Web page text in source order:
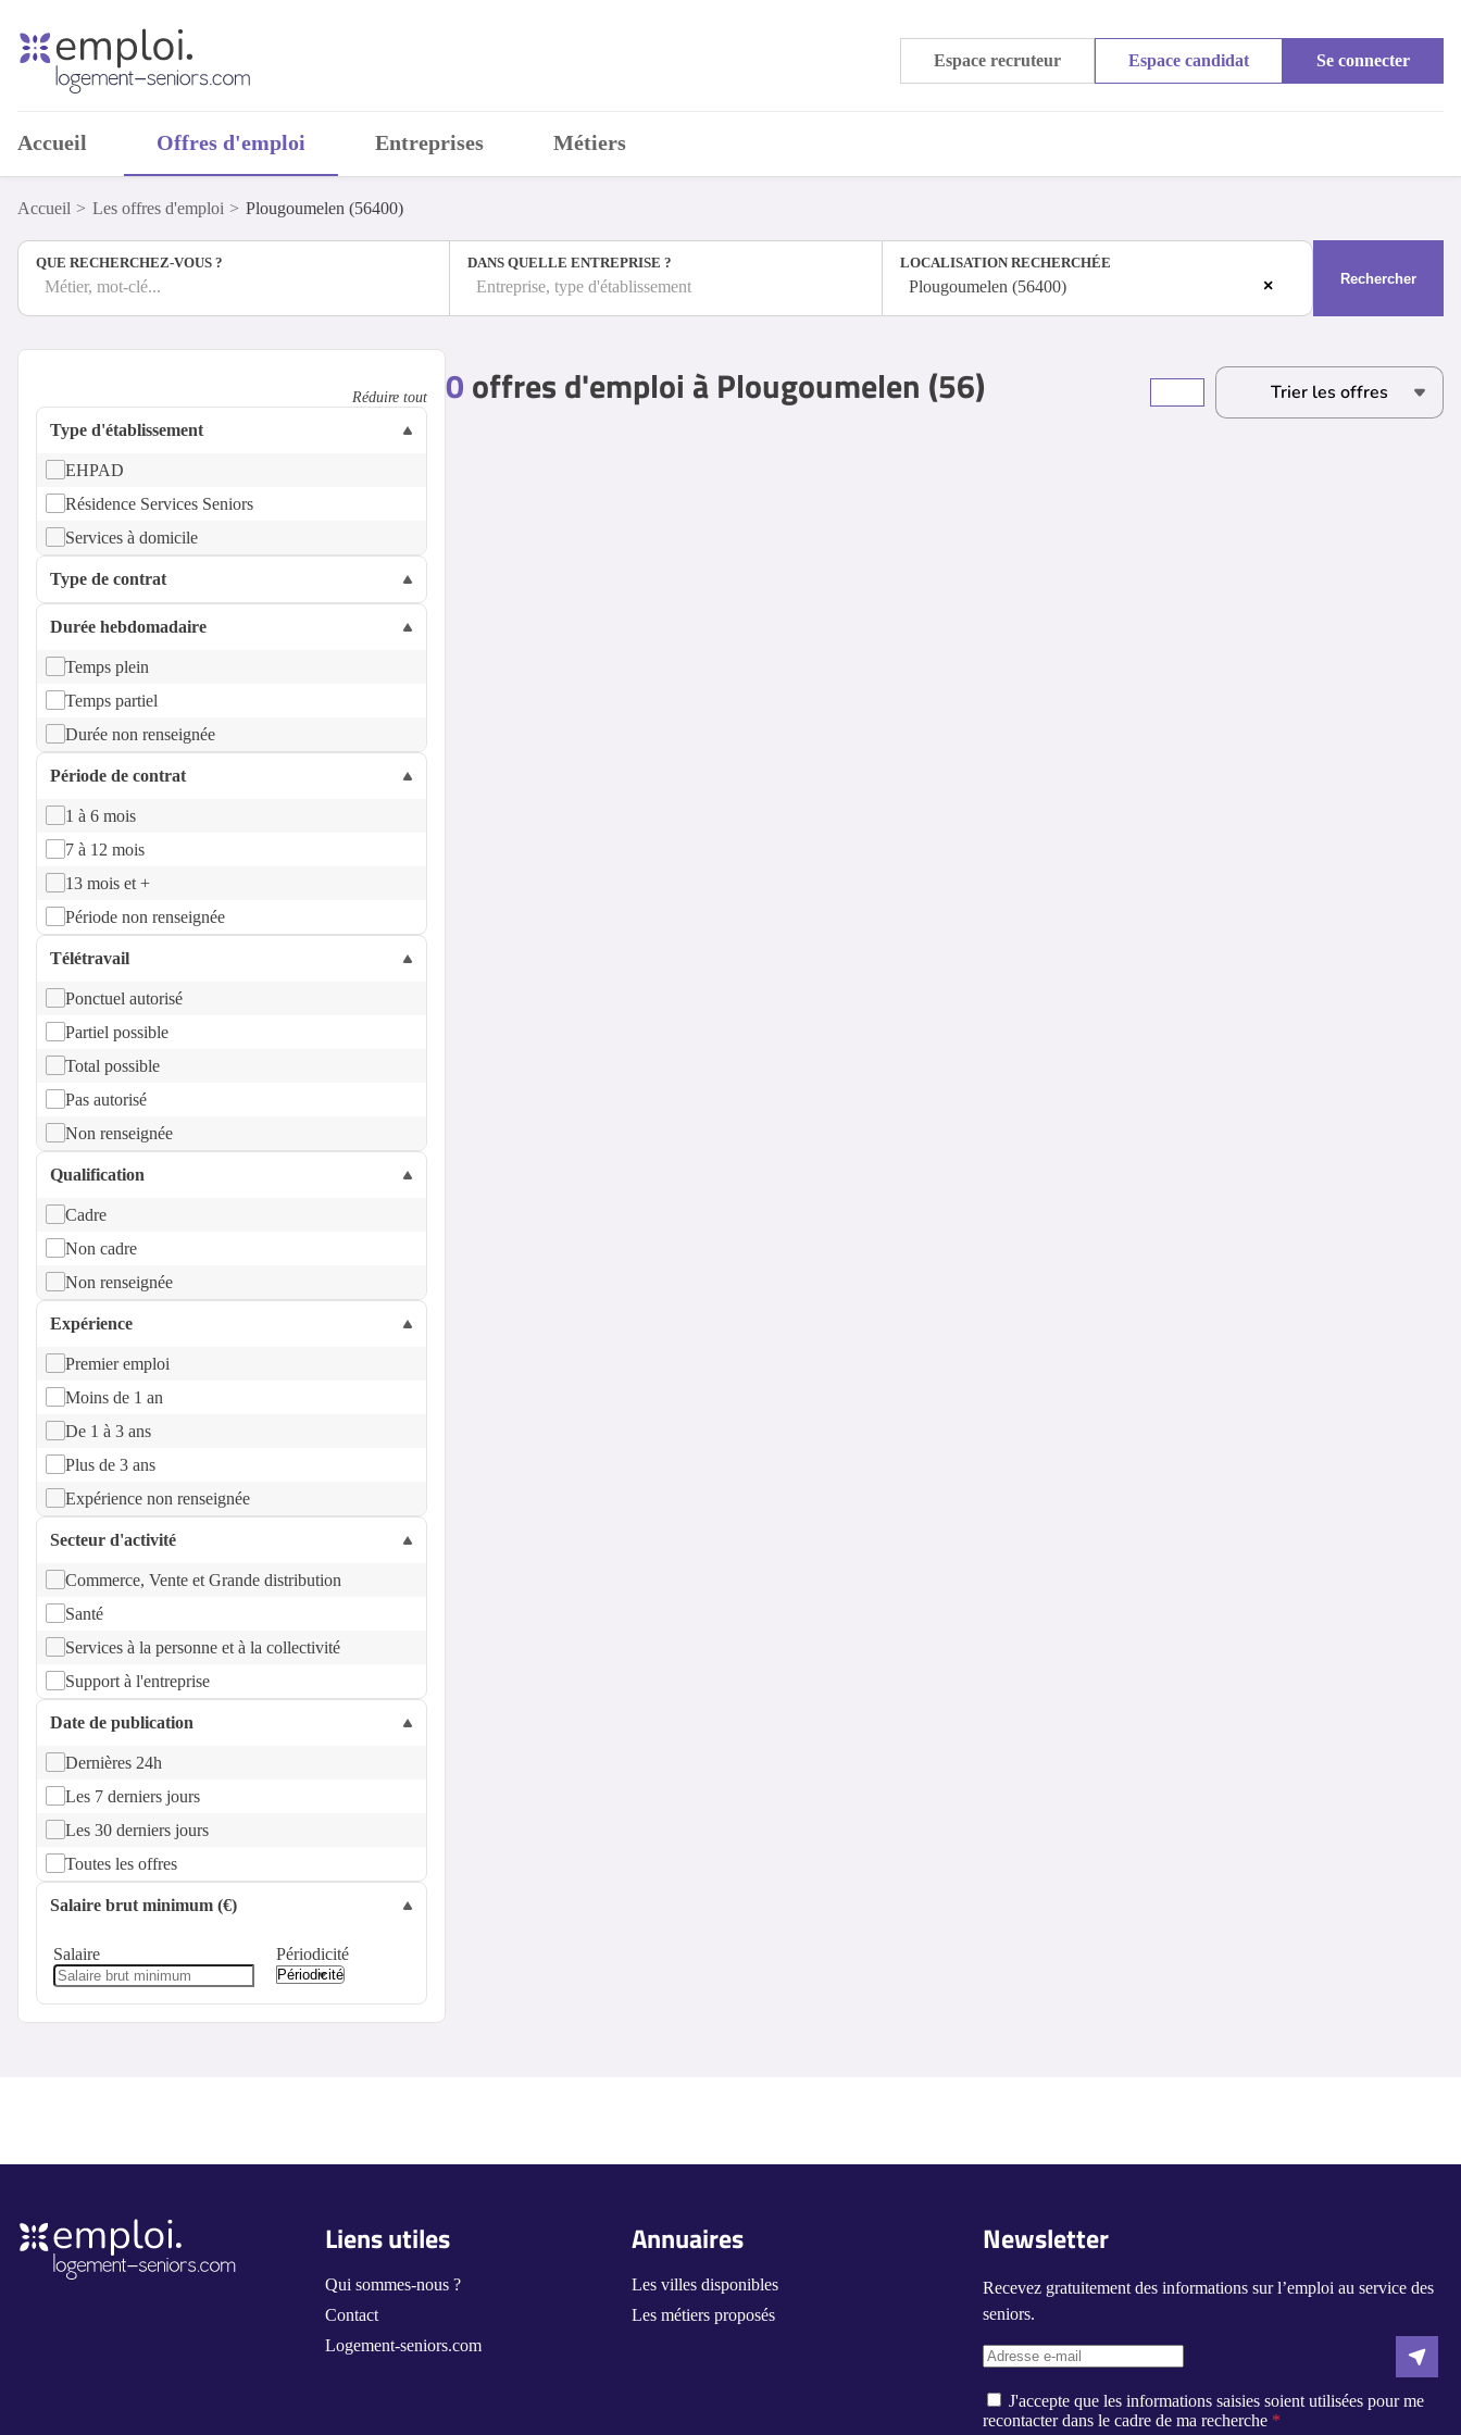
Espace recruteur Espace candidat Se connecter
Accueil Offres d'emploi Entreprises Métiers
Accueil Les offres d'emploi Plougoumelen (56400)
QUE RECHERCHEZ-VOUS ?
Métier, mot-clé...
DANS QUELLE ENTREPRISE ?
Entreprise, type d'établissement
LOCALISATION RECHERCHÉE
×
Plougoumelen (56400) Rechercher
0offres d'emploi à Plougoumelen (56)
Réduire tout
Type d'établissement
EHPAD
Résidence Services Seniors
Services à domicile
Type de contrat
Durée hebdomadaire
Temps plein
Temps partiel
Durée non renseignée
Période de contrat
1 à 6 mois
7 à 12 mois
13 mois et +
Période non renseignée
Télétravail
Ponctuel autorisé
Partiel possible
Total possible
Pas autorisé
Non renseignée
Qualification
Cadre
Non cadre
Non renseignée
Expérience
Premier emploi
Moins de 1 an
De 1 à 3 ans
Plus de 3 ans
Expérience non renseignée
Secteur d'activité
Commerce, Vente et Grande distribution
Santé
Services à la personne et à la collectivité
Support à l'entreprise
Date de publication
Dernières 24h
Les 7 derniers jours
Les 30 derniers jours
Toutes les offres
Salaire brut minimum (€)
Salaire Périodicité
Newsletter
Recevez gratuitement des informations sur l’emploi au service des
seniors.
J'accepte que les informations saisies soient utilisées pour me
recontacter dans le cadre de ma recherche
Liens utiles
Qui sommes-nous ?
Contact
Logement-seniors.com
Annuaires
Les villes disponibles
Les métiers proposés